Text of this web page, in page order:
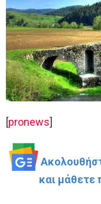
[pronews]
και μάθετε